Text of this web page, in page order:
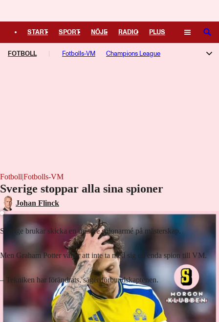
START SPORT NÖJE RADIO PLUS
TIPSA TV KULTUR LEDARE
SÖK
FOTBOLL Fotbolls-VM Champions League
Fotboll|Fotbolls-VM
Sverige stoppar alla sina spioner
Johan Flinck
Sverige brukar skicka en mindre spionarmé på mästerskap.
Men Graham Potter väljer att inte ta med sig en enda spion till VM.
– Tekniken har förändrats, säger förbundskaptenen.
Lyssna på artikeln